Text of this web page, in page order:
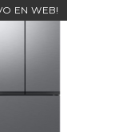
EN WEB!